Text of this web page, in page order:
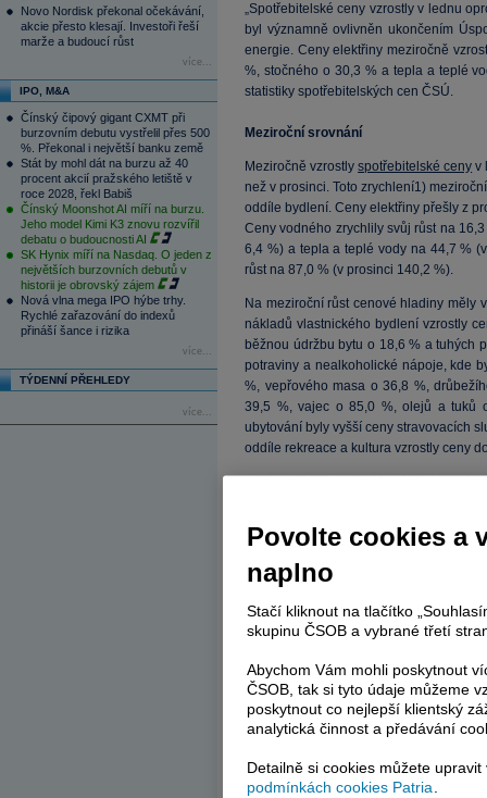
Novo Nordisk překonal očekávání,
akcie přesto klesají. Investoři řeší
marže a budoucí růst
více...
IPO, M&A
Čínský čipový gigant CXMT při
burzovním debutu vystřelil přes 500
%. Překonal i největší banku země
Stát by mohl dát na burzu až 40
procent akcií pražského letiště v
roce 2028, řekl Babiš
Čínský Moonshot AI míří na burzu.
Jeho model Kimi K3 znovu rozvířil
debatu o budoucnosti AI
SK Hynix míří na Nasdaq. O jeden z
největších burzovních debutů v
historii je obrovský zájem
Nová vlna mega IPO hýbe trhy.
Rychlé zařazování do indexů
přináší šance i rizika
více...
TÝDENNÍ PŘEHLEDY
více...
„Spotřebitelské ceny vzrostly v lednu
byl významně ovlivněn ukončením
energie. Ceny elektřiny meziročně
%, stočného o 30,3 % a tepla a teplé
statistiky spotřebitelských cen ČSÚ.
Meziroční srovnání
Meziročně vzrostlyspotřebitelské ceny v
než v prosinci. Toto zrychlení1)
oddíle bydlení. Ceny elektřiny přešly z
Ceny vodného zrychlily svůj růst na
6,4 %) a tepla a teplé vody na 44,7 %
růst na 87,0 % (v prosinci 140,2 %).
Na meziroční růst cenové hladiny měly
nákladů vlastnického bydlení vzrostly
běžnou údržbu bytu o 18,6 % a tuhých
potraviny a nealkoholické nápoje, kde
%, vepřového masa o 36,8 %,
39,5 %, vajec o 85,0 %, olejů a tuků
ubytování byly vyšší ceny stravovacích
oddíle rekreace a kultura vzrostly ceny
Povolte cookies a
naplno
Stačí kliknout na tlačítko
skupinu ČSOB a vybrané třetí
Abychom Vám mohli poskytnout
ČSOB, tak si tyto údaje můžeme
poskytnout co nejlepší klientský
analytická činnost a předávání
Detailně si cookies můžete
podmínkách cookies Patria.